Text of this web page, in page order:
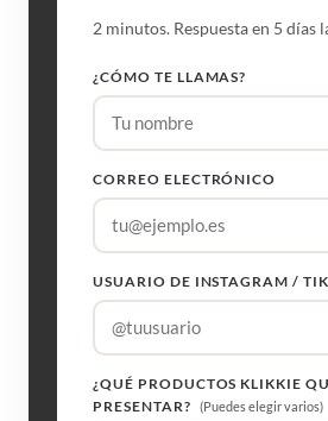
2 minutos. Respuesta en 5 días
¿CÓMO TE LLAMAS?
CORREO ELECTRÓNICO
USUARIO DE INSTAGRAM /
¿QUÉ PRODUCTOS KLIKKIE
PRESENTAR?
(Puedes elegir varios)